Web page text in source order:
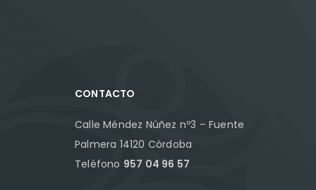
CONTACTO
Calle Méndez Núñez nº3 – Fuente
Palmera 14120 Córdoba
Teléfono 957 04 96 57